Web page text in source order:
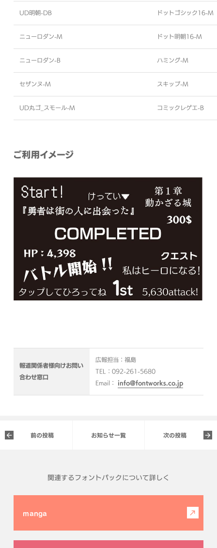
UD明朝-DB ドットゴシック16-M
ニューロダン-M ドット明朝16-M
ニューロダン-B ハミング-M
セザンヌ-M スキップ-M
UD丸ゴ_スモール-M コミックレゲエ-B
ご利用イメージ
報道関係者様向けお問い
合わせ窓口
広報担当：福島
TEL：092-261-5680
Email： info@fontworks.co.jp
前の投稿 お知らせ一覧 次の投稿
関連するフォントパックについて詳しく
manga